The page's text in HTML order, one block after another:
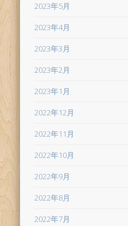
2023年5月
2023年4月
2023年3月
2023年2月
2023年1月
2022年12月
2022年11月
2022年10月
2022年9月
2022年8月
2022年7月